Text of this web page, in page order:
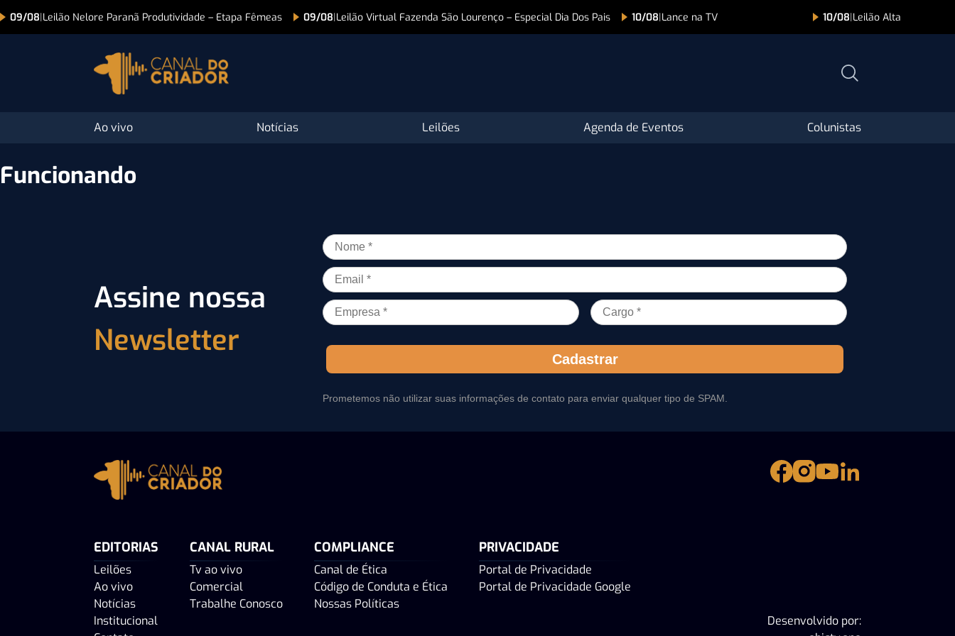
09/08|Leilão Nelore Paranã Produtividade – Etapa Fêmeas 09/08|Leilão Virtual Fazenda São Lourenço – Especial Dia Dos Pais 10/08|Lance na TV 10/08|Leilão Alta
Ao vivo Notícias Leilões Agenda de Eventos Colunistas
Funcionando
Assine nossa
Newsletter
Cadastrar
Prometemos não utilizar suas informações de contato para enviar qualquer tipo de SPAM.
EDITORIAS
Leilões
Ao vivo
Notícias
Institucional
CANAL RURAL
Tv ao vivo
Comercial
Trabalhe Conosco
COMPLIANCE
Canal de Ética
Código de Conduta e Ética
Nossas Políticas
PRIVACIDADE
Portal de Privacidade
Portal de Privacidade Google
Desenvolvido por: